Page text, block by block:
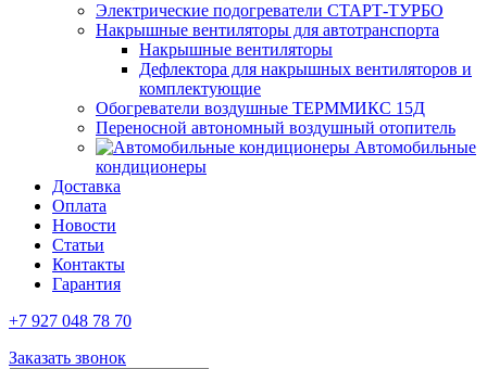
Электрические подогреватели СТАРТ-ТУРБО
Накрышные вентиляторы для автотранспорта
Накрышные вентиляторы
Дефлектора для накрышных вентиляторов и
комплектующие
Обогреватели воздушные ТЕРММИКС 15Д
Переносной автономный воздушный отопитель
Автомобильные
кондиционеры
Доставка
Оплата
Новости
Статьи
Контакты
Гарантия
+7 927 048 78 70
Заказать звонок